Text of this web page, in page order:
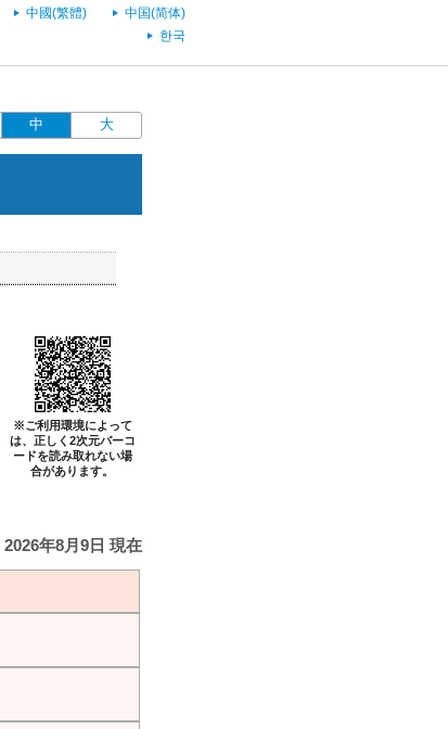
中國(繁體)
中国(简体)
한국
中 大
※ご利用環境によって
は、正しく2次元バーコ
ードを読み取れない場
合があります。
2026年8月9日 現在